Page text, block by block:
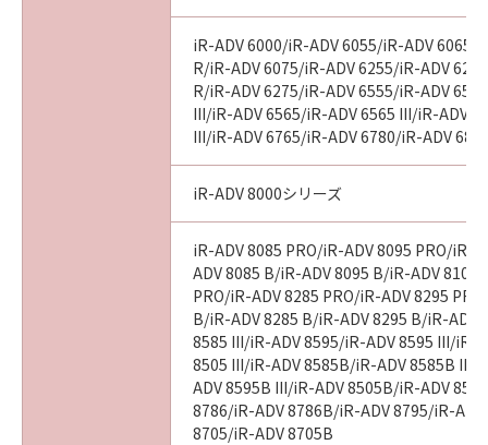
本条項中で使用される"the SOFTWARE"とは、
本契約書中で定義される「本ソフトウェア」を
意味し、指し示すものとします。
１０．分離可能性
本契約書のいずれかの条項またはその一部が法
律により無効となった場合でも、本契約書のそ
れ以外の条項は完全に有効に存続するものとし
キヤノン株式会社
iR-ADV 6000/iR-ADV 6055/iR-ADV 6065/
R/iR-ADV 6075/iR-ADV 6255/iR-ADV
R/iR-ADV 6275/iR-ADV 6555/iR-ADV
III/iR-ADV 6565/iR-ADV 6565 III/iR-ADV
III/iR-ADV 6765/iR-ADV 6780/iR-ADV
iR-ADV 8000シリーズ
iR-ADV 8085 PRO/iR-ADV 8095 PRO/iR-
ADV 8085 B/iR-ADV 8095 B/iR-ADV 8105
PRO/iR-ADV 8285 PRO/iR-ADV 8295
B/iR-ADV 8285 B/iR-ADV 8295 B/iR-ADV
8585 III/iR-ADV 8595/iR-ADV 8595 III/iR-
8505 III/iR-ADV 8585B/iR-ADV 8585B III/
ADV 8595B III/iR-ADV 8505B/iR-ADV
8786/iR-ADV 8786B/iR-ADV 8795/iR-
8705/iR-ADV 8705B